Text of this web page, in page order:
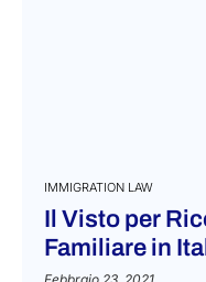
IMMIGRATION LAW
Il Visto per
Familiare in